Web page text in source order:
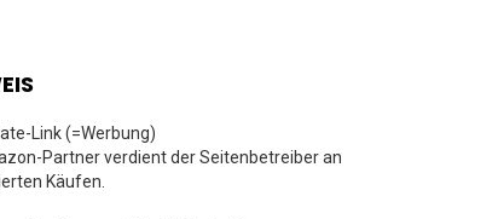
Link (=Werbung)
Partner verdient der Seitenbetreiber an
Käufen.